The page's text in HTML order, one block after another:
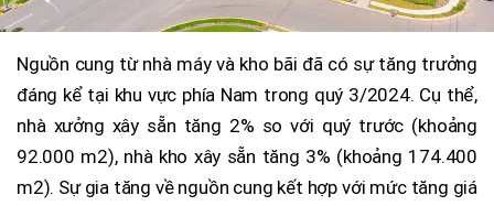
Nguồn cung từ nhà máy và kho bãi đã có sự tăng trưởng
đáng kể tại khu vực phía Nam trong quý 3/2024. Cụ thể,
nhà xưởng xây sẵn tăng 2% so với quý trước (khoảng
92.000 m2), nhà kho xây sẵn tăng 3% (khoảng 174.400
m2). Sự gia tăng về nguồn cung kết hợp với mức tăng giá